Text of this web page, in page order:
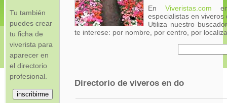
Tu también
puedes crear
tu ficha de
viverista para
aparecer en
el directorio
profesional.
En Viveristas.com
especialistas en viveros
Utiliza nuestro
te interese: por nombre, por centro, por
Directorio de viveros en do